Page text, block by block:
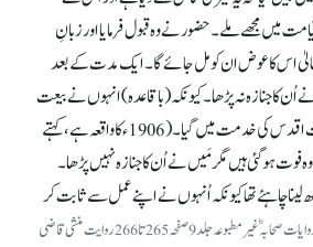
میں مجھے ملے۔ حضور نے وہ قبول فرمایا اور زبانِ
اس کا عوض ان کو مل جائے گا۔ ایک مدت کے بعد
کا جنازہ نہ پڑھا۔ کیونکہ (باقاعدہ) انہوں نے بیعت
نہیں کی تھی۔ جب میں حضرت اقدس کی خدمت میں گیا۔ (1906ء کا واقعہ ہے، کہتے
ہوگئی ہیں مگر مَیں نے اُن کا جنازہ نہیں پڑھا۔
لینا چاہئے تھا کیونکہ اُنہوں نے اپنے عمل سے ثابت کر
(رجسٹر روایات صحابہؓ غیرمطبوعہ جلد9صفحہ265تا266روایت منشی قاضی